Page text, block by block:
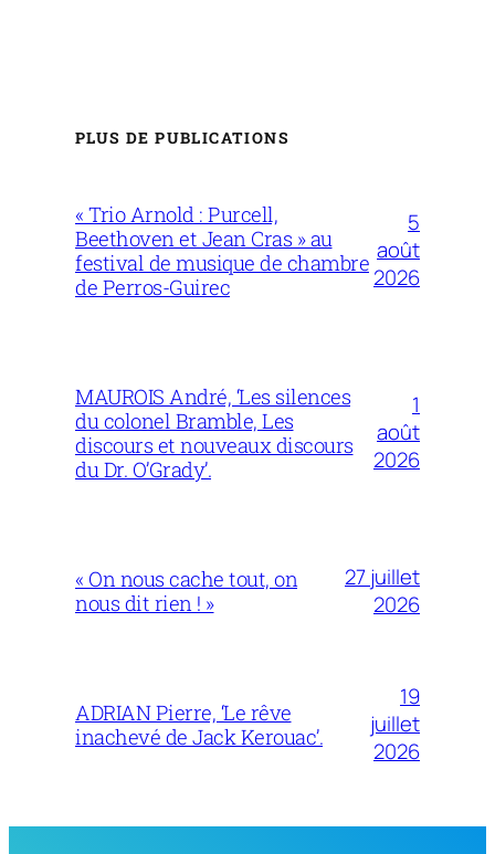
PLUS DE PUBLICATIONS
« Trio Arnold : Purcell,
Beethoven et Jean Cras » au
festival de musique de chambre
de Perros-Guirec
5
août
2026
MAUROIS André, ‘Les silences
du colonel Bramble, Les
discours et nouveaux discours
du Dr. O’Grady’.
1
août
2026
« On nous cache tout, on
nous dit rien ! »
27 juillet
2026
ADRIAN Pierre, ‘Le rêve
inachevé de Jack Kerouac’.
19
juillet
2026